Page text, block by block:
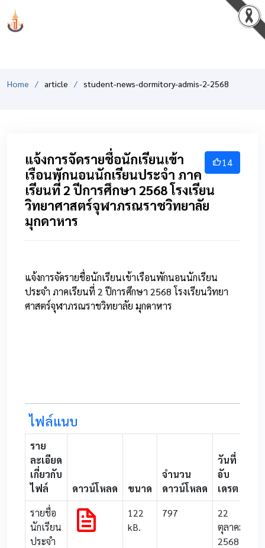
Home article student-news-dormitory-admis-2-2568
14
แจ้งการจัดรายชื่อนักเรียนเข้า
เรือนพักนอนนักเรียนประจำ ภาค
เรียนที่ 2 ปีการศึกษา 2568 โรงเรียน
วิทยาศาสตร์จุฬาภรณราชวิทยาลัย
มุกดาหาร
แจ้งการจัดรายชื่อนักเรียนเข้าเรือนพักนอนนักเรียน
ประจำ ภาคเรียนที่ 2 ปีการศึกษา 2568 โรงเรียนวิทยา
ศาสตร์จุฬาภรณราชวิทยาลัย มุกดาหาร
ไฟล์แนบ
ราย
ละเอียด
เกี่ยวกับ
ไฟล์
ดาวน์โหลด ขนาด
จำนวน
ดาวน์โหลด
วันที่
อับ
เดรต
รายชื่อ
นักเรียน
ประจำ
122
kB.
797
22
ตุลาคม
2568